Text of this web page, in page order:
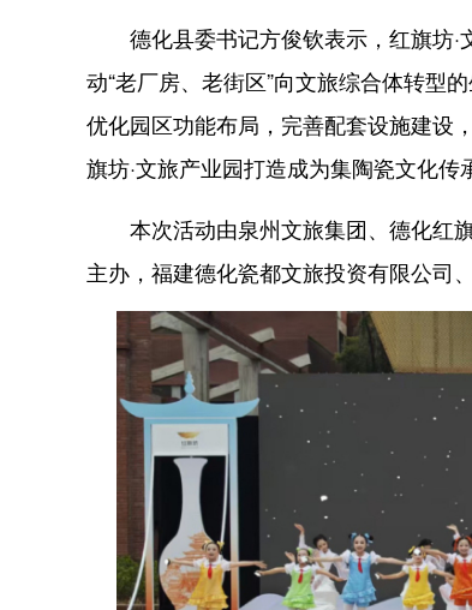
德化县委书记方俊钦表示，红旗坊·
动“老厂房、老街区”向文旅综合体转型
优化园区功能布局，完善配套设施建设
旗坊·文旅产业园打造成为集陶瓷文化
本次活动由泉州文旅集团、德化红旗
主办，福建德化瓷都文旅投资有限公司